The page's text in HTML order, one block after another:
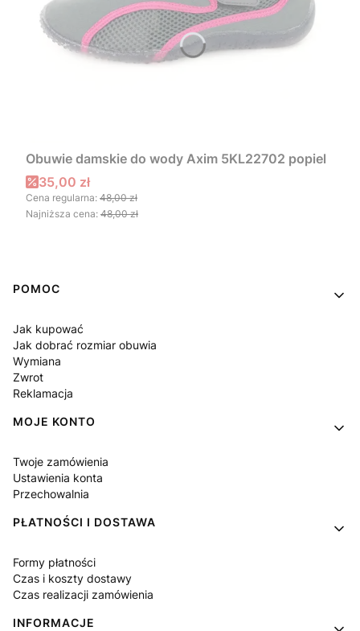
Obuwie damskie do wody Axim 5KL22702 popiel
Cena promocyjna
35,00 zł
Cena regularna: 48,00 zł
Najniższa cena: 48,00 zł
Linki w stopce
POMOC
Jak kupować
Jak dobrać rozmiar obuwia
Wymiana
Zwrot
Reklamacja
MOJE KONTO
Twoje zamówienia
Ustawienia konta
Przechowalnia
PŁATNOŚCI I DOSTAWA
Formy płatności
Czas i koszty dostawy
Czas realizacji zamówienia
INFORMACJE